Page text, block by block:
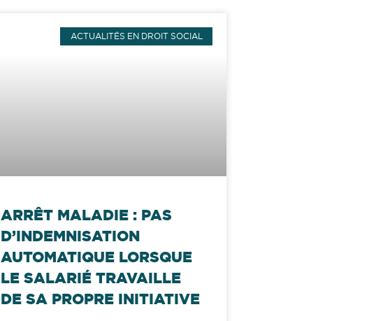
ACTUALITÉS EN DROIT SOCIAL
ARRÊT MALADIE : PAS
D’INDEMNISATION
AUTOMATIQUE LORSQUE
LE SALARIÉ TRAVAILLE
DE SA PROPRE INITIATIVE